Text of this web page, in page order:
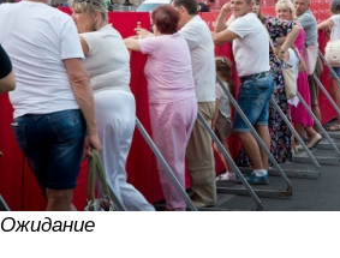
Ожидание